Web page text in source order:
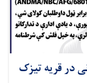
در قریه تیزک